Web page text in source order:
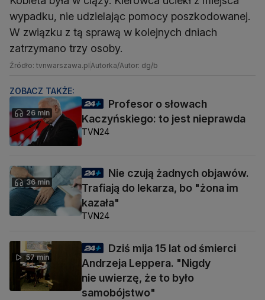
wypadku, nie udzielając pomocy poszkodowanej.
W związku z tą sprawą w kolejnych dniach
zatrzymano trzy osoby.
Źródło: tvnwarszawa.plAutorka/Autor: dg/b
ZOBACZ TAKŻE:
26 min
Profesor o słowach
Kaczyńskiego: to jest nieprawda
TVN24
36 min
Nie czują żadnych objawów.
Trafiają do lekarza, bo "żona im
kazała"
TVN24
57 min
Dziś mija 15 lat od śmierci
Andrzeja Leppera. "Nigdy
nie uwierzę, że to było
samobójstwo"